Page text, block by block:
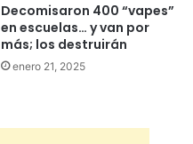
Decomisaron 400 “vapes”
en escuelas… y van por
más; los destruirán
enero 21, 2025